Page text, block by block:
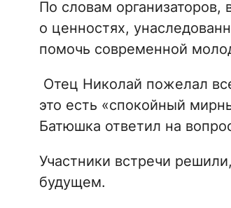
По словам организаторов,
о ценностях,
помочь современной
Отец Николай пожелал
это есть «спокойный
Батюшка ответил на
Участники встречи
будущем.